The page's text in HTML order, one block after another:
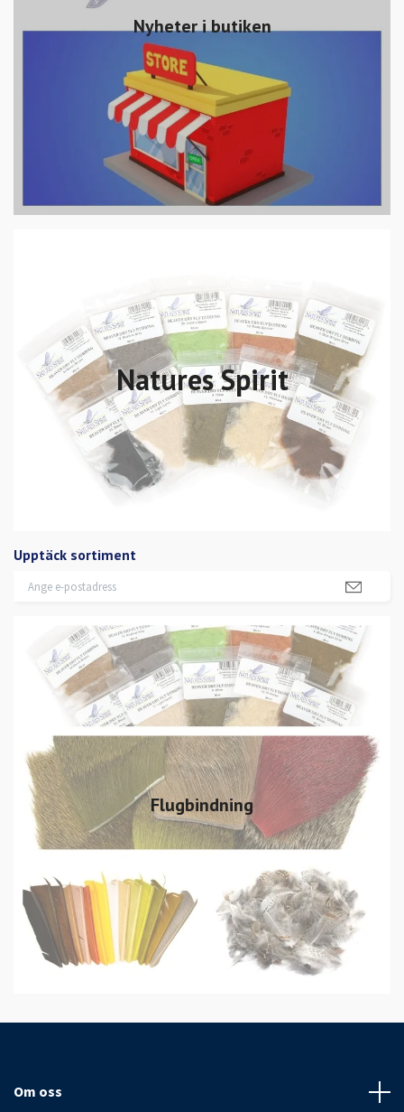
Nyheter i butiken
Natures Spirit
Upptäck sortiment
Flugbindning
Om oss